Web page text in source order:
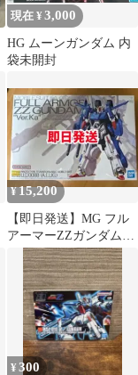
現在 ¥3,000
HG ムーンガンダム 内
袋未開封
¥15,200
【即日発送】MG フル
アーマーZZガンダム
Ver.Ka
¥300